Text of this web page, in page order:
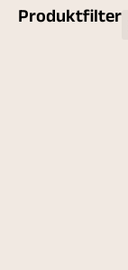
Produktfilter